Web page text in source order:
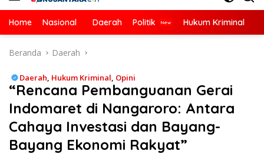
Home Nasional Daerah Politik Hukum Kriminal
Beranda Daerah
Daerah, Hukum Kriminal, Opini
“Rencana Pembanguanan Gerai
Indomaret di Nangaroro: Antara
Cahaya Investasi dan Bayang-
Bayang Ekonomi Rakyat”